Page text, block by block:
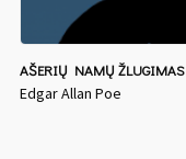
AŠERIŲ NAMŲ ŽLUGIMAS
Edgar Allan Poe